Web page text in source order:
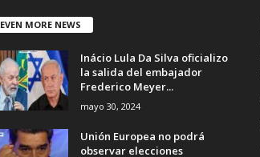
EVEN MORE NEWS
Inácio Lula Da Silva oficializo
la salida del embajador
Frederico Meyer...
mayo 30, 2024
Unión Europea no podrá
observar elecciones